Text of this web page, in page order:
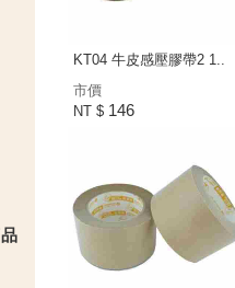
KT04 牛皮感壓膠帶2 1..
市價
NT $ 146